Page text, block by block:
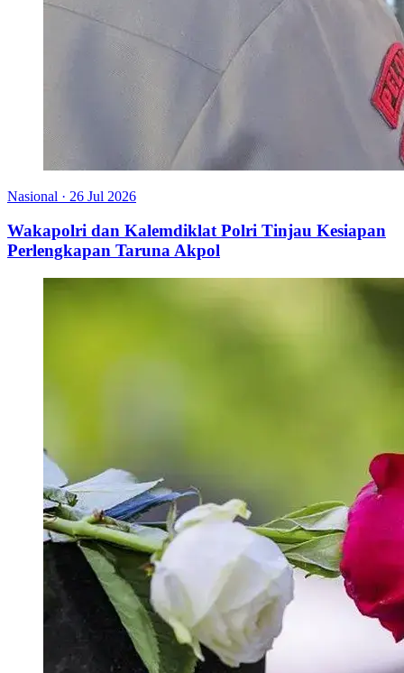
Nasional · 26 Jul 2026
Wakapolri dan Kalemdiklat Polri Tinjau Kesiapan
Perlengkapan Taruna Akpol